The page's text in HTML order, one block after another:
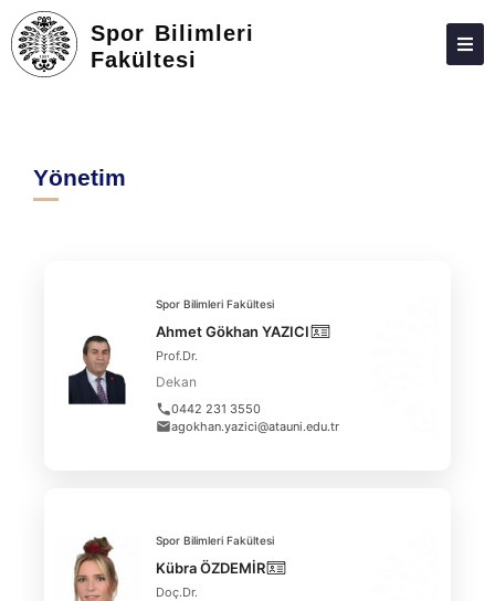
Spor Bilimleri
Fakültesi
EĞITIM
FAKÜLTE DANIŞMAN KURULU
TOPLUMSAL KATKI,BASIN VE MEDYA
Yönetim
Spor Bilimleri Fakültesi
Ahmet Gökhan YAZICI
Prof.Dr.
Dekan
0442 231 3550
agokhan.yazici@atauni.edu.tr
Spor Bilimleri Fakültesi
Kübra ÖZDEMİR
Doç.Dr.